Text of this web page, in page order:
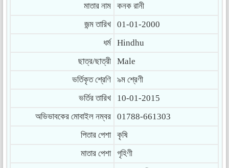
মাতার নাম
কনক রানী
জন্ম তারিখ
01-01-2000
ধর্ম
Hindhu
ছাত্র/ছাত্রী
Male
ভর্তিকৃত শ্রেণি
৯ম শ্রেণী
ভর্তির তারিখ
10-01-2015
অভিভাবকের মোবাইল নম্বর
01788-661303
পিতার পেশা
কৃষি
মাতার পেশা
গৃহিণী